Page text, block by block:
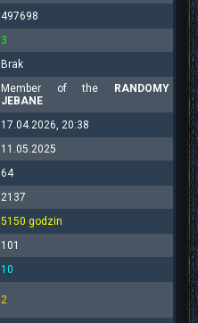
497698
3
Brak
Member of the
RANDOMY
JEBANE
17.04.2026, 20:38
11.05.2025
64
2137
5150 godzin
101
10
2